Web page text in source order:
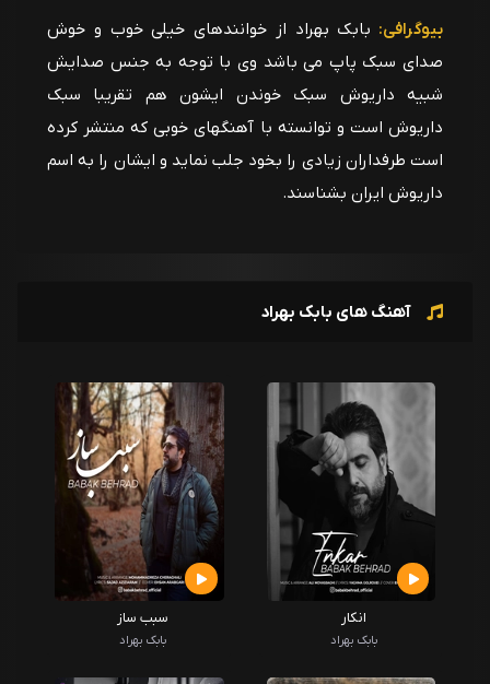
بیوگرافی: بابک بهراد از خوانندهای خیلی خوب و خوش
صدای سبک پاپ می باشد وی با توجه به جنس صدایش
شبیه داریوش سبک خوندن ایشون هم تقریبا سبک
داریوش است و توانسته با آهنگهای خوبی که منتشر کرده
است طرفداران زیادی را بخود جلب نماید و ایشان را به اسم
داریوش ایران بشناسند.
آهنگ های بابک بهراد
انکار
بابک بهراد
سبب ساز
بابک بهراد